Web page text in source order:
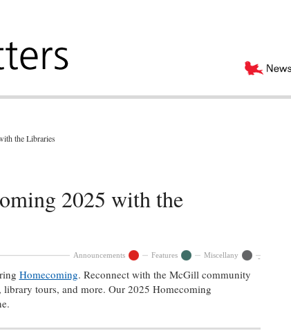
the Libraries
2025 with the
Announcements Features Miscellany
Homecoming. Reconnect with the McGill community
tours, and more. Our 2025 Homecoming